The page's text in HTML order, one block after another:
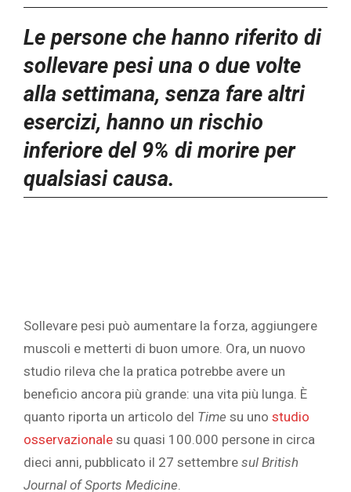
Le persone che hanno riferito di
sollevare pesi una o due volte
alla settimana, senza fare altri
esercizi, hanno un rischio
inferiore del 9% di morire per
qualsiasi causa.
Sollevare pesi può aumentare la forza, aggiungere
muscoli e metterti di buon umore. Ora, un nuovo
studio rileva che la pratica potrebbe avere un
beneficio ancora più grande: una vita più lunga. È
quanto riporta un articolo del Time su uno studio
osservazionale su quasi 100.000 persone in circa
dieci anni, pubblicato il 27 settembre sul British
Journal of Sports Medicine.